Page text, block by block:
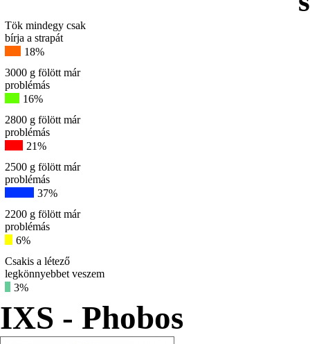
Tök mindegy csak
bírja a strapát
18%
3000 g fölött már
problémás
16%
2800 g fölött már
problémás
21%
2500 g fölött már
problémás
37%
2200 g fölött már
problémás
6%
Csakis a létező
legkönnyebbet veszem
3%
IXS - Phobos